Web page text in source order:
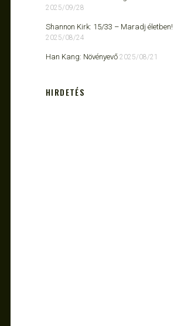
2025/09/28
Shannon Kirk: 15/33 ​– Maradj életben!
2025/08/24
Han Kang: Növényevő 2025/08/21
HIRDETÉS